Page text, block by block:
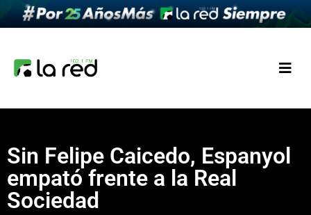
Sin Felipe Caicedo, Espanyol
empató frente a la Real
Sociedad